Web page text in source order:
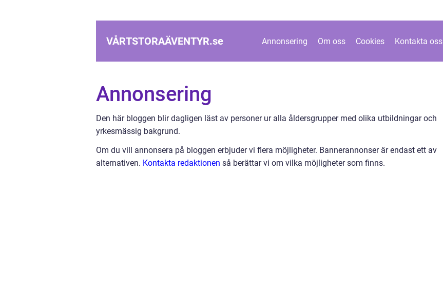
VÅRTSTORAÄVENTYR.se Annonsering Om oss Cookies Kontakta oss
Annonsering
Den här bloggen blir dagligen läst av personer ur alla åldersgrupper med olika utbildningar och
yrkesmässig bakgrund.
Om du vill annonsera på bloggen erbjuder vi flera möjligheter. Bannerannonser är endast ett av
alternativen. Kontakta redaktionen så berättar vi om vilka möjligheter som finns.